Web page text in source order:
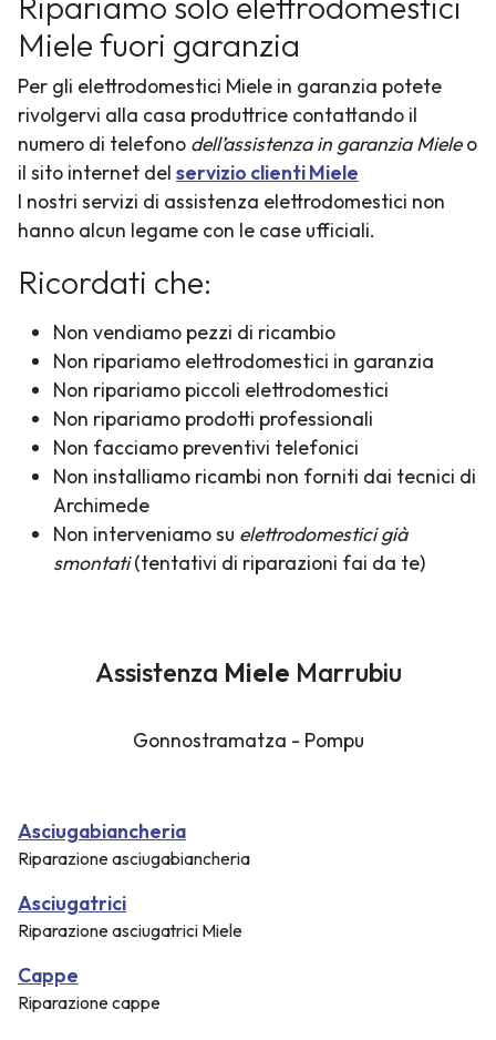
Miele fuori garanzia
Per gli elettrodomestici Miele in garanzia potete
rivolgervi alla casa produttrice contattando il
numero di telefono dell’assistenza in garanzia Mieleo
il sito internet del servizio clienti Miele
I nostri servizi di assistenza elettrodomestici non
hanno alcun legame con le case ufficiali.
Ricordati che:
Non vendiamo pezzi di ricambio
Non ripariamo elettrodomestici in garanzia
Non ripariamo piccoli elettrodomestici
Non ripariamo prodotti professionali
Non facciamo preventivi telefonici
Non installiamo ricambi non forniti dai tecnici di
Archimede
Non interveniamo su elettrodomestici già
smontati(tentativi di riparazioni fai da te)
Assistenza Miele Marrubiu
Gonnostramatza - Pompu
Asciugabiancheria
Riparazione asciugabiancheria
Asciugatrici
Riparazione asciugatrici Miele
Cappe
Riparazione cappe